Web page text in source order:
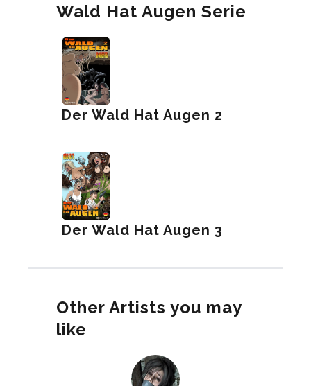
Wald Hat Augen Serie
Der Wald Hat Augen 2
Der Wald Hat Augen 3
Other Artists you may
like